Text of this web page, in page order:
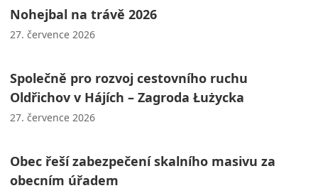
Nohejbal na trávě 2026
27. července 2026
Společně pro rozvoj cestovního ruchu
Oldřichov v Hájích – Zagroda Łużycka
27. července 2026
Obec řeší zabezpečení skalního masivu za
obecním úřadem